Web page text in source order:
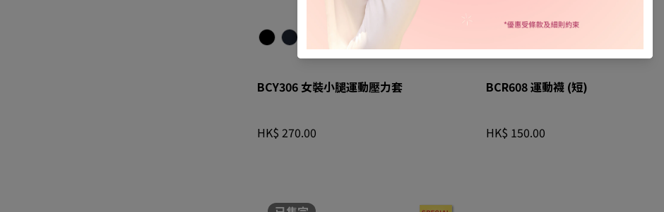
BCY306 黑色 (BL)
BCY306 黑色 x 灰色 (LG)
BCY306 女裝小腿運動壓力套
HK$ 270.00
BCR608 運動襪 (短)
HK$ 150.00